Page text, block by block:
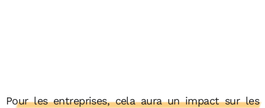
Pour les entreprises, cela aura un impact sur les